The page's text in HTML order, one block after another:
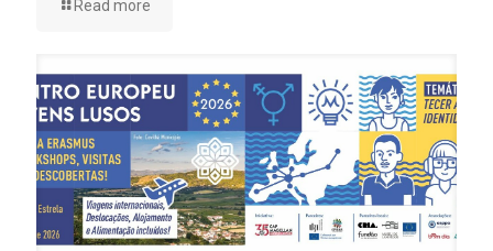
Read more